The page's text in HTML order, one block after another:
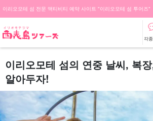
이리오모테 섬 전문 액티비티 예약 사이트 "이리오모테 섬 투어즈"
각
이리오모테 섬의 연중 날씨, 복
알아두자!